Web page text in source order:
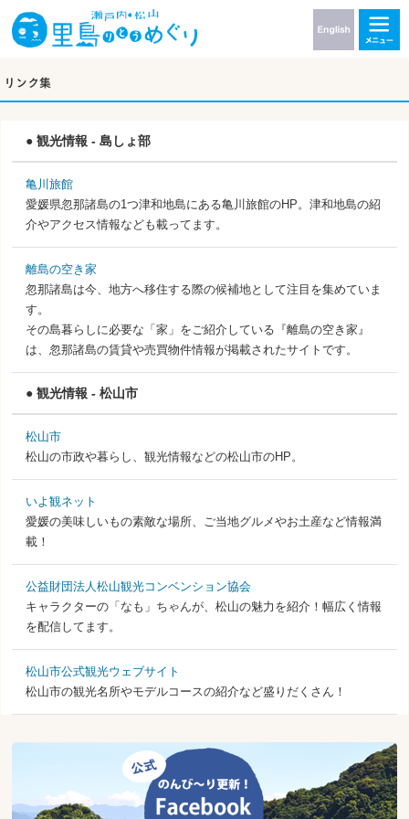
● 観光情報 - 島しょ部
亀川旅館
愛媛県忽那諸島の1つ津和地島にある亀川旅館のHP。津和地島の紹
介やアクセス情報なども載ってます。
離島の空き家
忽那諸島は今、地方へ移住する際の候補地として注目を集めていま
す。
その島暮らしに必要な「家」をご紹介している『離島の空き家』
は、忽那諸島の賃貸や売買物件情報が掲載されたサイトです。
● 観光情報 - 松山市
松山市
松山の市政や暮らし、観光情報などの松山市のHP。
いよ観ネット
愛媛の美味しいもの素敵な場所、ご当地グルメやお土産など情報満
載！
公益財団法人松山観光コンベンション協会
キャラクターの「なも」ちゃんが、松山の魅力を紹介！幅広く情報
を配信してます。
松山市公式観光ウェブサイト
松山市の観光名所やモデルコースの紹介など盛りだくさん！